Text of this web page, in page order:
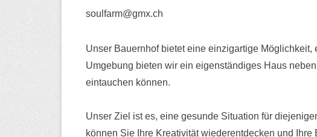
soulfarm@gmx.ch
Unser Bauernhof bietet eine einzigartige Möglichkeit,
Umgebung bieten wir ein eigenständiges Haus
eintauchen können.
Unser Ziel ist es, eine gesunde Situation für
können Sie Ihre Kreativität wiederentdecken und